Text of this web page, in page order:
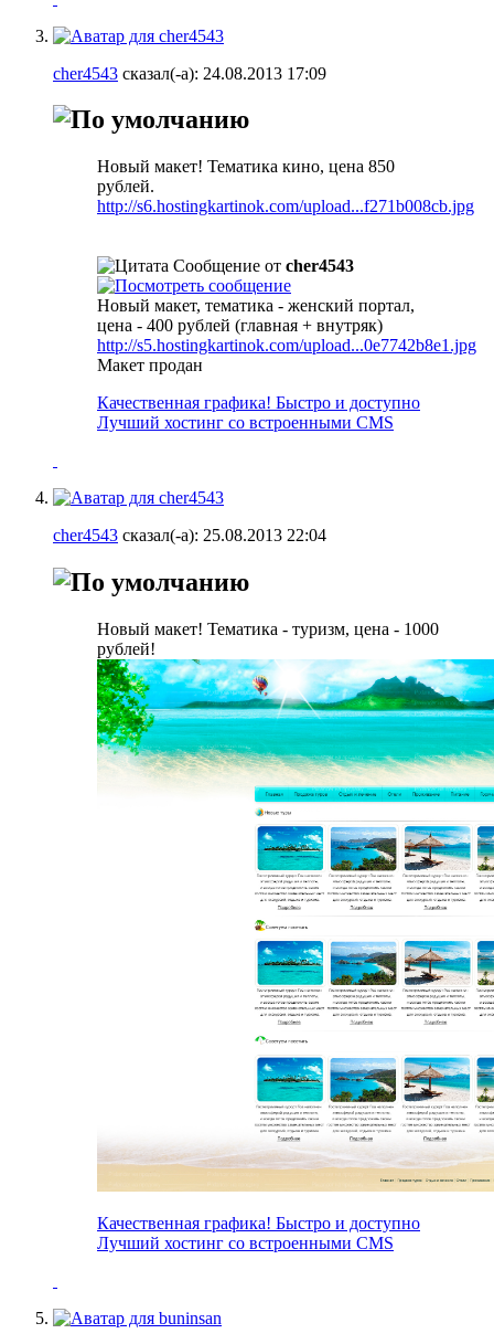
cher4543 сказал(-а): 24.08.2013 17:09
Новый макет! Тематика кино, цена 850
рублей.
http://s6.hostingkartinok.com/upload...f271b008cb.jpg
Сообщение от cher4543
Новый макет, тематика - женский портал,
цена - 400 рублей (главная + внутряк)
http://s5.hostingkartinok.com/upload...0e7742b8e1.jpg
Макет продан
Качественная графика! Быстро и доступно
Лучший хостинг со встроенными CMS
cher4543 сказал(-а): 25.08.2013 22:04
Новый макет! Тематика - туризм, цена - 1000
рублей!
Качественная графика! Быстро и доступно
Лучший хостинг со встроенными CMS